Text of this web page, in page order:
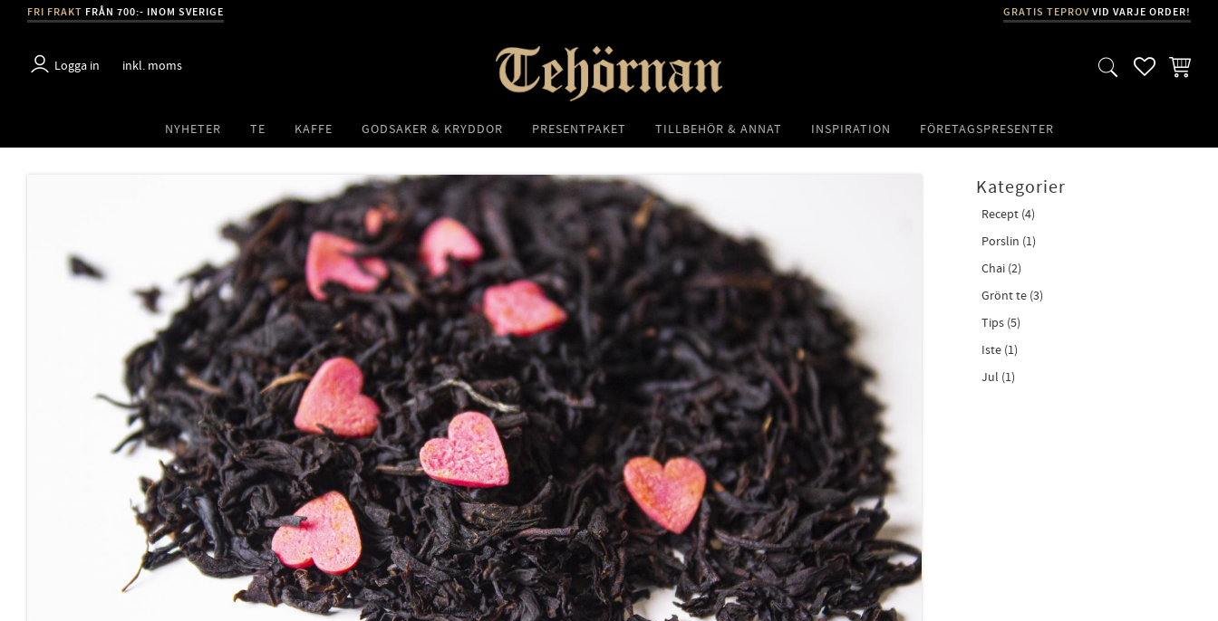
FRI FRAKT FRÅN 700:- INOM SVERIGE GRATIS TEPROVVID VARJE ORDER!
Logga in inkl. moms FAVORITER
NYHETER TE KAFFE GODSAKER & KRYDDOR PRESENTPAKET TILLBEHÖR & ANNAT INSPIRATION FÖRETAGSPRESENTER
Kategorier
Recept (4)
Porslin (1)
Chai (2)
Grönt te (3)
Tips (5)
Iste (1)
Jul (1)